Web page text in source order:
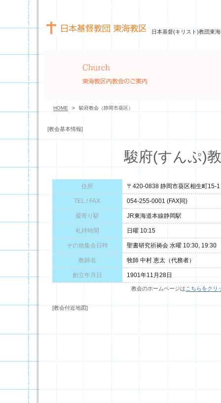
日本基督(キリスト)教団東海
HOME > 駿府教会（静岡市葵区）
[教会基本情報]
駿府(すんぷ)
住所 〒420-0838 静岡市葵区相生町15-1
TEL / FAX 054-255-0001 (FAX同)
最寄り駅 JR東海道本線静岡駅
礼拝時間 日曜 10:15
その他集会日時 聖書研究祈祷会 水曜 10:30, 19:30
教師名 牧師 中村 恵太（代務者）
創立年月日 1901年11月28日
教会のホームページは こちらをクリ
[教会付近地図]